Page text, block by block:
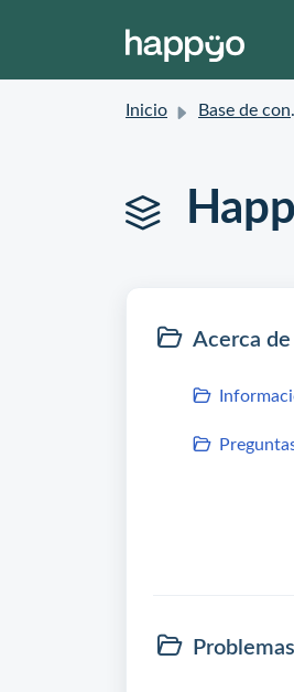
Inicio Base de conocimientos
Acerca